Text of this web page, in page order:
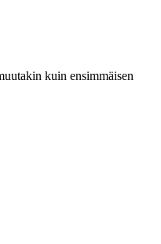
kuin ensimmäisen